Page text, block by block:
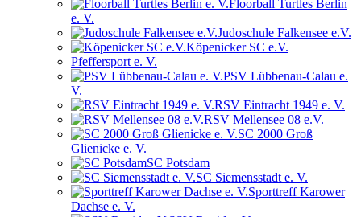
Floorball Turtles Berlin
e. V.
Judoschule Falkensee e.V.
Köpenicker SC e.V.
Pfeffersport e. V.
PSV Lübbenau-Calau e.
V.
RSV Eintracht 1949 e. V.
RSV Mellensee 08 e.V.
SC 2000 Groß
Glienicke e. V.
SC Potsdam
SC Siemensstadt e. V.
Sporttreff Karower
Dachse e. V.